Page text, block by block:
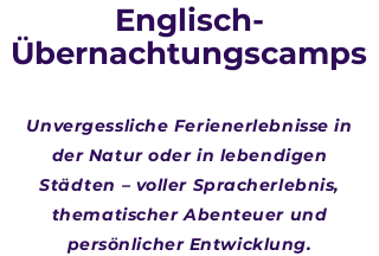
Englisch-
Übernachtungscamps
Unvergessliche Ferienerlebnisse in
der Natur oder in lebendigen
Städten – voller Spracherlebnis,
thematischer Abenteuer und
persönlicher Entwicklung.